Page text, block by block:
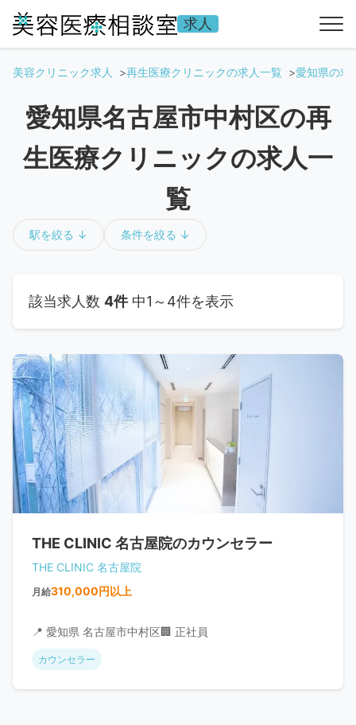
求人
美容クリニック求人 再生医療クリニックの求人一覧 愛知県の求
愛知県名古屋市中村区の再
生医療クリニックの求人一
覧
駅を絞る ↓ 条件を絞る ↓
該当求人数 4件中1～4件を表示
THE CLINIC 名古屋院のカウンセラー
THE CLINIC 名古屋院
月給310,000円以上
📍 愛知県 名古屋市中村区🏢 正社員
カウンセラー